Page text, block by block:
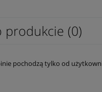
produkcie (0)
pochodzą tylko od